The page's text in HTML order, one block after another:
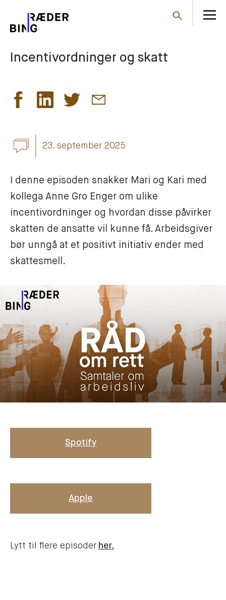
Søk
Incentivordninger og skatt
23. september 2025
I denne episoden snakker Mari og Kari med
kollega Anne Gro Enger om ulike
incentivordninger og hvordan disse påvirker
skatten de ansatte vil kunne få. Arbeidsgiver
bør unngå at et positivt initiativ ender med
skattesmell.
Spotify
Apple
Lytt til flere episoder her.